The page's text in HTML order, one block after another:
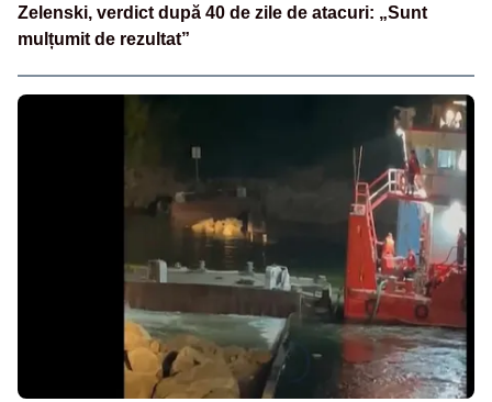
Zelenski, verdict după 40 de zile de atacuri: „Sunt
mulțumit de rezultat”